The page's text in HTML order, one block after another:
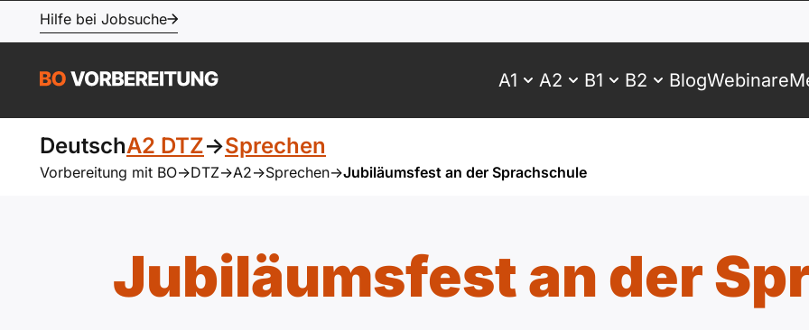
Hilfe bei Jobsuche
A1 A2 B1 B2 BlogWebinare
DeutschA2 DTZ->Sprechen
Vorbereitung mit BO->DTZ->A2->Sprechen->Jubiläumsfest an der Sprachschule
Jubiläumsfest an der